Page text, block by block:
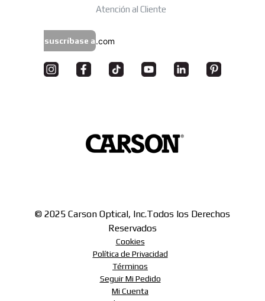
Atención al Cliente
suscríbase a
© 2025 Carson Optical, Inc.Todos los Derechos
Reservados
Cookies
Política de Privacidad
Términos
Seguir Mi Pedido
Mi Cuenta